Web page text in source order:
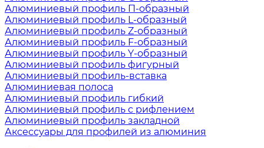
Алюминиевый профиль П-образный
Алюминиевый профиль L-образный
Алюминиевый профиль Z-образный
Алюминиевый профиль F-образный
Алюминиевый профиль Y-образный
Алюминиевый профиль фигурный
Алюминиевый профиль-вставка
Алюминиевая полоса
Алюминиевый профиль гибкий
Алюминиевый профиль с рифлением
Алюминиевый профиль закладной
Аксессуары для профилей из алюминия